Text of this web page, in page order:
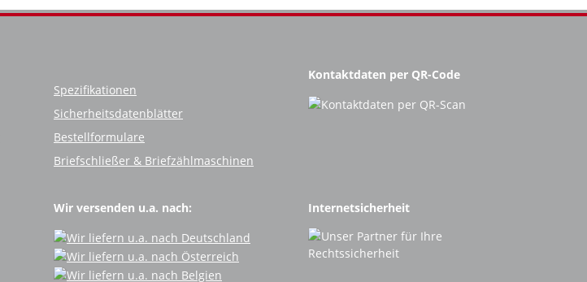
Spezifikationen
Sicherheitsdatenblätter
Bestellformulare
Briefschließer & Briefzählmaschinen
Kontaktdaten per QR-Code
Wir versenden u.a. nach: Internetsicherheit